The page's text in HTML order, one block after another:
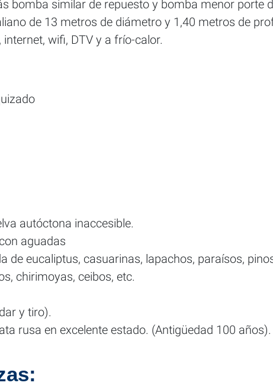
bomba similar de repuesto y bomba menor porte
de 13 metros de diámetro y 1,40 metros de
wifi, DTV y a frío-calor.
autóctona inaccesible.
aguadas
de eucaliptus, casuarinas, lapachos, paraísos,
chirimoyas, ceibos, etc.
y tiro).
rusa en excelente estado. (Antigüedad 100 años).